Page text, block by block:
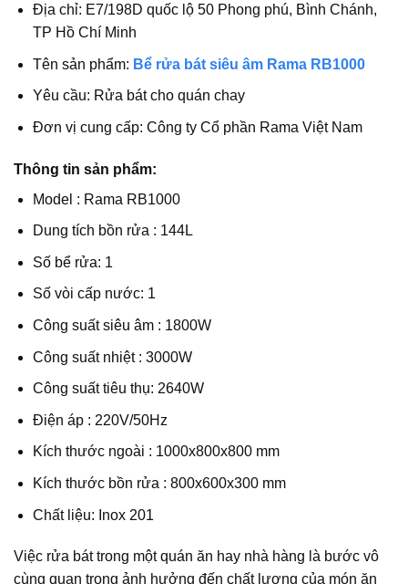
Địa chỉ: E7/198D quốc lộ 50 Phong phú, Bình Chánh,
TP Hồ Chí Minh
Tên sản phẩm: Bể rửa bát siêu âm Rama RB1000
Yêu cầu: Rửa bát cho quán chay
Đơn vị cung cấp: Công ty Cổ phần Rama Việt Nam
Thông tin sản phẩm:
Model : Rama RB1000
Dung tích bồn rửa : 144L
Số bể rửa: 1
Số vòi cấp nước: 1
Công suất siêu âm : 1800W
Công suất nhiệt : 3000W
Công suất tiêu thụ: 2640W
Điện áp : 220V/50Hz
Kích thước ngoài : 1000x800x800 mm
Kích thước bồn rửa : 800x600x300 mm
Chất liệu: Inox 201
Việc rửa bát trong một quán ăn hay nhà hàng là bước vô
cùng quan trọng ảnh hưởng đến chất lượng của món ăn